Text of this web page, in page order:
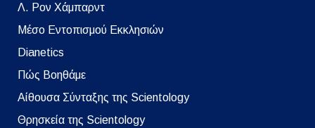
Λ. Ρον Χάμπαρντ
Μέσο Εντοπισμού Εκκλησιών
Dianetics
Πώς Βοηθάμε
Αίθουσα Σύνταξης της Scientology
Θρησκεία της Scientology